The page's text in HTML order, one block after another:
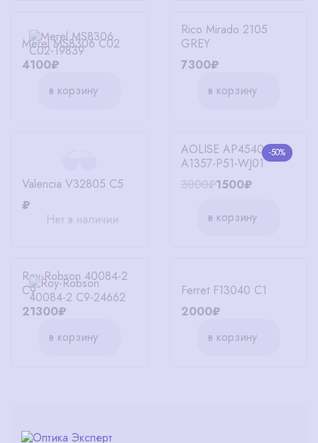
Merel MS8306 C02
4100₽
в корзину
Rico Mirado 2105
GREY
7300₽
в корзину
Valencia V32805 C5
₽
Нет в наличии
-50%
AOLISE AP4540
A1357-P51-WJ01
3000₽1500₽
в корзину
Roy-Robson 40084-2
C9
21300₽
в корзину
Ferret F13040 C1
2000₽
в корзину